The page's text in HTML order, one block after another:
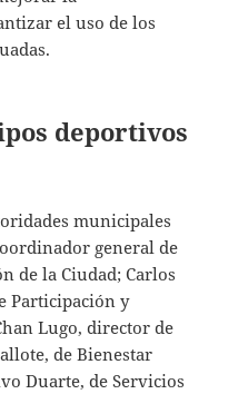
el uso de los
deportivos
municipales
general de
de la Ciudad; Carlos
Participación y
Lugo, director de
de Bienestar
Duarte, de Servicios